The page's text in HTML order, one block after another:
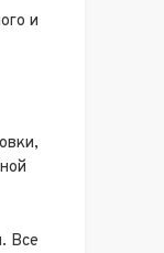
и
Все